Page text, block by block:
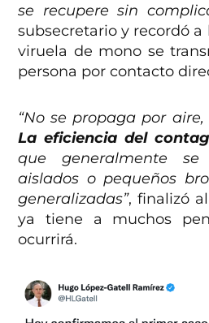
se recupere sin
subsecretario y recordó
viruela de mono se
persona por contacto
“No se propaga por
La eficiencia del
que generalmente se
aislados o pequeños
generalizadas”, finalizó
ya tiene a muchos
ocurrirá.